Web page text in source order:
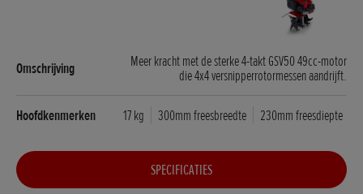
Meer kracht met de sterke 4-takt GSV50 49cc-motor
die 4x4 versnipperrotormessen aandrijft.
17 kg 300mm freesbreedte 230mm freesdiepte
SPECIFICATIES